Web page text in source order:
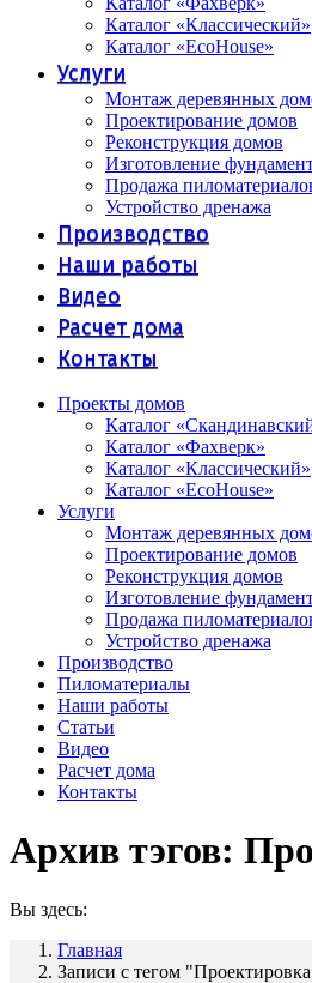
Каталог «Классический»
Каталог «EcoHouse»
Услуги
Монтаж деревянных
Проектирование домов
Реконструкция домов
Изготовление
Продажа
Устройство дренажа
Производство
Наши работы
Видео
Расчет дома
Контакты
Проекты домов
Каталог
Каталог «Фахверк»
Каталог «Классический»
Каталог «EcoHouse»
Услуги
Монтаж деревянных
Проектирование домов
Реконструкция домов
Изготовление
Продажа
Устройство дренажа
Производство
Пиломатериалы
Наши работы
Статьи
Видео
Расчет дома
Контакты
Архив тэгов:
Вы здесь:
Главная
Записи с тегом